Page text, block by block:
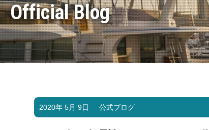
Official Blog
2020年 5月 9日 公式ブログ